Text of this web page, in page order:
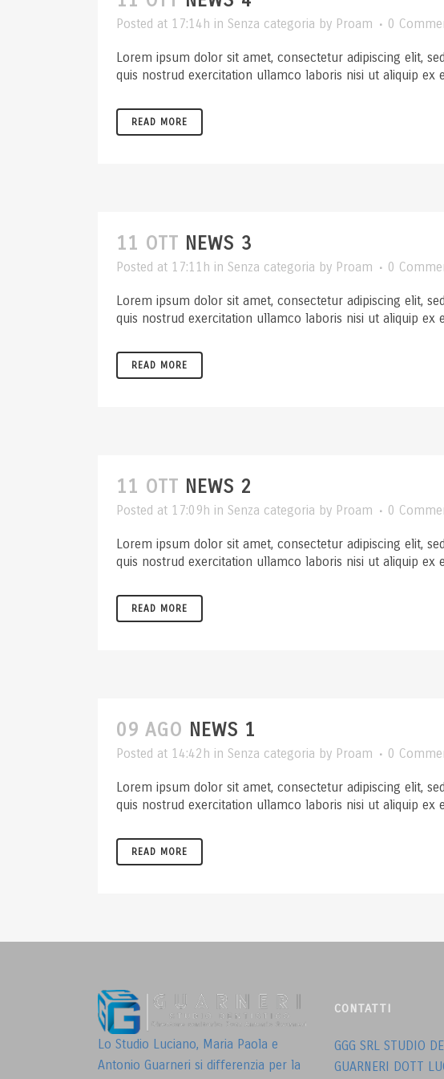
Posted at 17:14h in Senza categoria by Proam 0
Lorem ipsum dolor sit amet, consectetur adipiscing elit,
quis nostrud exercitation ullamco laboris nisi ut aliquip ex
READ MORE
11 OTT NEWS 3
Posted at 17:11h in Senza categoria by Proam 0
Lorem ipsum dolor sit amet, consectetur adipiscing elit,
quis nostrud exercitation ullamco laboris nisi ut aliquip ex
READ MORE
11 OTT NEWS 2
Posted at 17:09h in Senza categoria by Proam 0
Lorem ipsum dolor sit amet, consectetur adipiscing elit,
quis nostrud exercitation ullamco laboris nisi ut aliquip ex
READ MORE
09 AGO NEWS 1
Posted at 14:42h in Senza categoria by Proam 0
Lorem ipsum dolor sit amet, consectetur adipiscing elit,
quis nostrud exercitation ullamco laboris nisi ut aliquip ex
READ MORE
Lo Studio Luciano, Maria Paola e
Antonio Guarneri si differenzia per la
CONTATTI
GGG SRL STUDIO
GUARNERI DOTT